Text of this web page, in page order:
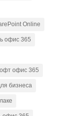
Online
офис 365
офис 365
бизнеса